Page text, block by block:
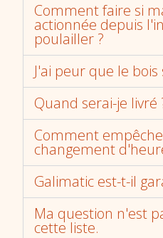
Comment faire si
actionnée depuis
poulailler ?
J'ai peur que le
Quand serai-je livré
Comment
changement
Galimatic est-t-il
Ma question n'est
cette liste.